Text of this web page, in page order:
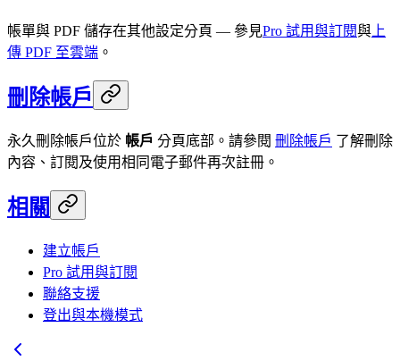
帳單與 PDF 儲存在其他設定分頁 — 參見Pro 試用與訂閱與 上
傳 PDF 至雲端 。
刪除帳戶
永久刪除帳戶位於 帳戶 分頁底部。請參閱 刪除帳戶 了解刪除
內容、訂閱及使用相同電子郵件再次註冊。
相關
建立帳戶
Pro 試用與訂閱
聯絡支援
登出與本機模式